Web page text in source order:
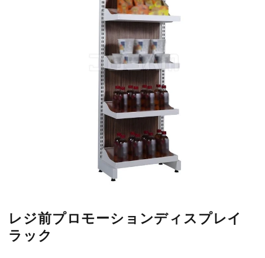
レジ前プロモーションディスプレイ
ラック